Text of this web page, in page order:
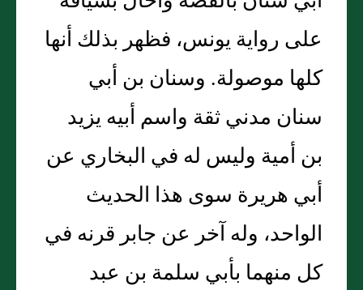
على رواية يونس، فظهر بذلك أنها
كلها موصولة. وسنان بن أبي
سنان مدني ثقة واسم أبيه يزيد
بن أمية وليس له في البخاري عن
أبي هريرة سوى هذا الحديث
الواحد، وله آخر عن جابر قرنه في
كل منهما بأبي سلمة بن عبد